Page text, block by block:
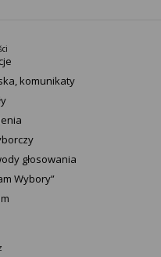
komunikaty
głosowania
Wybory”